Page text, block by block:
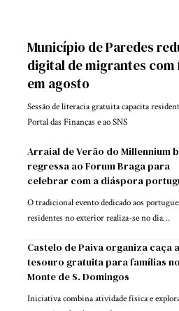
Município de Paredes
digital de migrantes
em agosto
Sessão de literacia gratuita capacita
Portal das Finanças e ao SNS
Arraial de Verão do Millennium
regressa ao Forum Braga para
celebrar com a diáspora
O tradicional evento dedicado aos
residentes no exterior realiza-se no dia…
Castelo de Paiva organiza caça
tesouro gratuita para famílias no
Monte de S. Domingos
Iniciativa combina atividade física e